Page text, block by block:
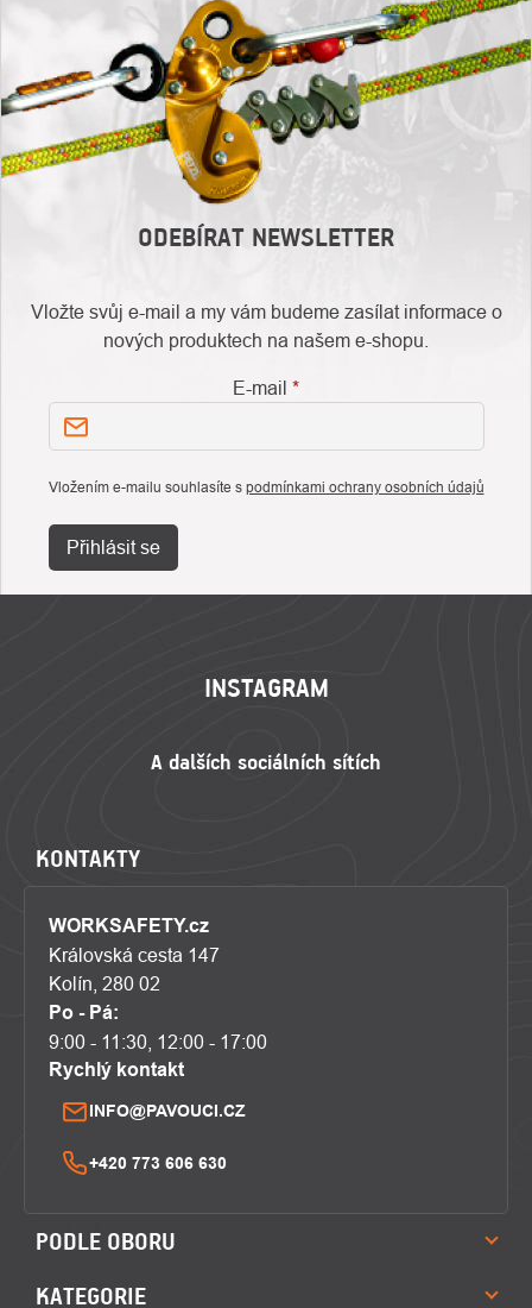
ODEBÍRAT NEWSLETTER
Vložte svůj e-mail a my vám budeme zasílat informace o
nových produktech na našem e-shopu.
E-mail
Vložením e-mailu souhlasíte s podmínkami ochrany osobních údajů
Přihlásit se
INSTAGRAM
KONTAKTY
WORKSAFETY.cz
Královská cesta 147
Kolín, 280 02
Po - Pá:
9:00 - 11:30, 12:00 - 17:00
Rychlý kontakt
INFO@PAVOUCI.CZ
+420 773 606 630
PODLE OBORU
KATEGORIE